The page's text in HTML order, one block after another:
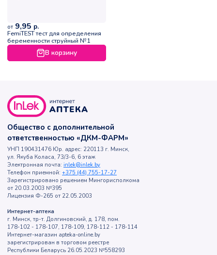
от 9,95 р.
FemiTEST тест для определения
беременности струйный №1
В корзину
Общество с дополнительной
ответственностью «ДКМ-ФАРМ»
УНП 190431476 Юр. адрес: 220113 г. Минск,
ул. Якуба Коласа, 73/3-6, 6 этаж
Электронная почта: inlek@inlek.by
Телефон приемной: +375 (44) 755-17-27
Зарегистрировано решением Мингорисполкома
от 20.03.2003 №395
Лицензия Ф-265 от 22.05.2003
Интернет-аптека
г. Минск, тр-т. Долгиновский, д. 178, пом.
178-102 - 178-107, 178-109, 178-112 - 178-114
Интернет-магазин apteka-online.by
зарегистрирован в торговом реестре
Республики Беларусь 26.05.2023 №558293